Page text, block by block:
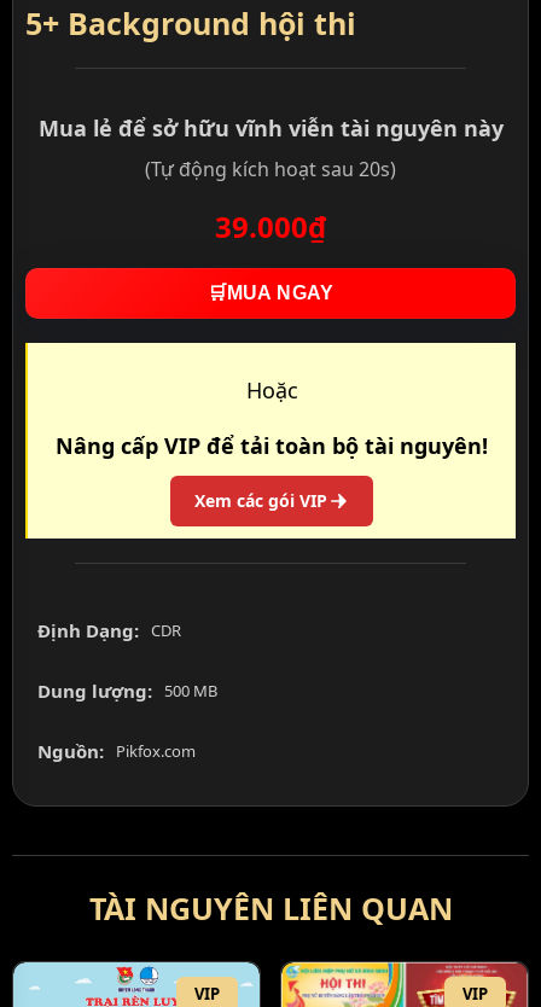
5+ Background hội thi
Mua lẻ để sở hữu vĩnh viễn tài nguyên này
(Tự động kích hoạt sau 20s)
39.000₫
🛒 MUA NGAY
Hoặc
Nâng cấp VIP để tải toàn bộ tài nguyên!
Xem các gói VIP
Định Dạng: CDR
Dung lượng: 500 MB
Nguồn: Pikfox.com
TÀI NGUYÊN LIÊN QUAN
VIP VIP